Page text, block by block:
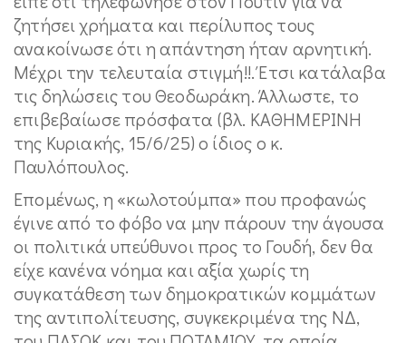
ζητήσει χρήματα και περίλυπος τους
ανακοίνωσε ότι η απάντηση ήταν αρνητική.
Μέχρι την τελευταία στιγμή!!. Έτσι κατάλαβα
τις δηλώσεις του Θεοδωράκη. Άλλωστε, το
επιβεβαίωσε πρόσφατα (βλ. ΚΑΘΗΜΕΡΙΝΗ
της Κυριακής, 15/6/25) ο ίδιος ο κ.
Παυλόπουλος.
Επομένως, η «κωλοτούμπα» που προφανώς
έγινε από το φόβο να μην πάρουν την άγουσα
οι πολιτικά υπεύθυνοι προς το Γουδή, δεν θα
είχε κανένα νόημα και αξία χωρίς τη
συγκατάθεση των δημοκρατικών κομμάτων
της αντιπολίτευσης, συγκεκριμένα της ΝΔ,